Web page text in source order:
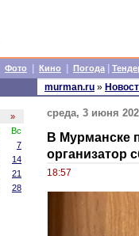
Фото Кино Погода
»
Вс
7
14
21
28
murman.ru »
среда, 3 июня
В Мурманске
организатор
18:57